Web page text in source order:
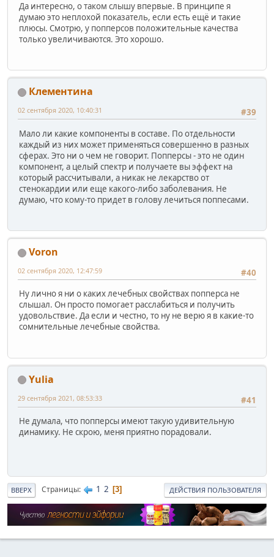
Да интересно, о таком слышу впервые. В принципе я
думаю это неплохой показатель, если есть ещё и такие
плюсы. Смотрю, у попперсов положительные качества
только увеличиваются. Это хорошо.
Клементина
#39
02 сентября 2020, 10:40:31
Мало ли какие компоненты в составе. По отдельности
каждый из них может применяться совершенно в разных
сферах. Это ни о чем не говорит. Попперсы - это не один
компонент, а целый спектр и получаете вы эффект на
который рассчитывали, а никак не лекарство от
стенокардии или еще какого-либо заболевания. Не
думаю, что кому-то придет в голову лечиться поппесами.
Voron
#40
02 сентября 2020, 12:47:59
Ну лично я ни о каких лечебных свойствах попперса не
слышал. Он просто помогает расслабиться и получить
удовольствие. Да если и честно, то ну не верю я в какие-то
сомнительные лечебные свойства.
Yulia
#41
29 сентября 2021, 08:53:33
Не думала, что попперсы имеют такую удивительную
динамику. Не скрою, меня приятно порадовали.
ВВЕРХ Страницы 1 2 3 ДЕЙСТВИЯ ПОЛЬЗОВАТЕЛЯ